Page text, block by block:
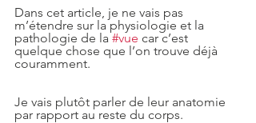
Dans cet article, je ne vais pas
m’étendre sur la physiologie et la
pathologie de la #vue car c’est
quelque chose que l’on trouve déjà
couramment.
Je vais plutôt parler de leur anatomie
par rapport au reste du corps.